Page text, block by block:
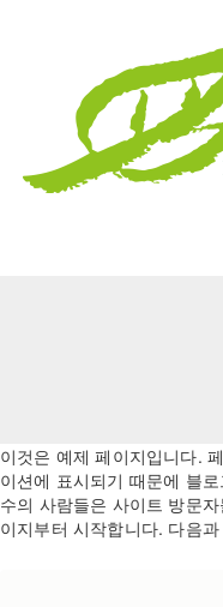
이것은 예제 페이지입니다.
이션에 표시되기 때문에 블
수의 사람들은 사이트 방문
이지부터 시작합니다. 다음